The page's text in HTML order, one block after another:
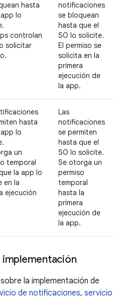
hasta
lo
controlan
solicitar
notificaciones
se bloquean
hasta que el
SO lo solicite.
El permiso se
solicita en la
primera
ejecución de
la app.
hasta
lo
un
temporal
la app lo
en la
ejecución
Las
notificaciones
se permiten
hasta que el
SO lo solicite.
Se otorga un
permiso
temporal
hasta la
primera
ejecución de
la app.
implementación
la implementación de
de notificaciones, servicio